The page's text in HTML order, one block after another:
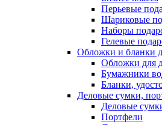
Перьевые
Шариковые
Наборы
Гелевые
Обложки и бланки
Обложки для
Бумажники
Бланки,
Деловые сумки,
Деловые
Портфели